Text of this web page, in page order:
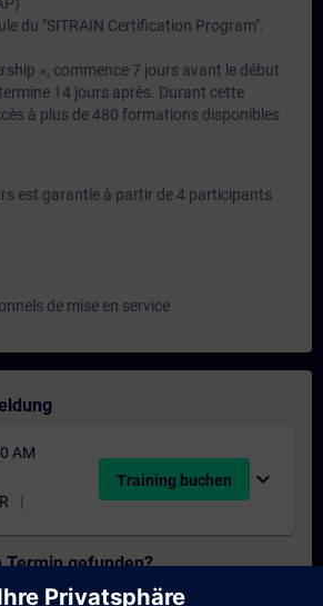
du "SITRAIN Certification Program".
», commence 7 jours avant le début
14 jours après. Durant cette
à plus de 480 formations disponibles
est garantie à partir de 4 participants
de mise en service
AM
Training buchen expand_more
Termin gefunden?
Interessentenliste und erhalten Sie eine